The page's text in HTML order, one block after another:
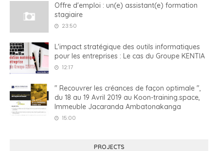
Offre d'emploi : un(e) assistant(e) formation
stagiaire
23:50
L'impact stratégique des outils informatiques
pour les entreprises : Le cas du Groupe KENTIA
12:17
" Recouvrer les créances de façon optimale ",
du 18 au 19 Avril 2019 au Koon-training.space,
Immeuble Jacaranda Ambatonakanga
15:00
PROJECTS